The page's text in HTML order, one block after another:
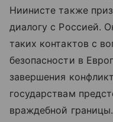
Ниинисте также
диалогу с Россией.
таких контактов с
безопасности в
завершения
государствам
враждебной границы.